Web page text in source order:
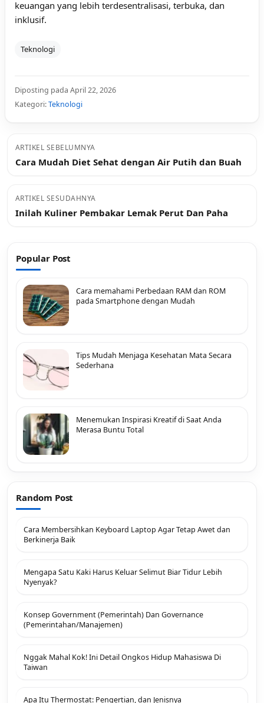
keuangan yang lebih terdesentralisasi, terbuka, dan
inklusif.
Teknologi
Diposting pada April 22, 2026
Kategori:Teknologi
ARTIKEL SEBELUMNYA
Cara Mudah Diet Sehat dengan Air Putih dan Buah
ARTIKEL SESUDAHNYA
Inilah Kuliner Pembakar Lemak Perut Dan Paha
Popular Post
Cara memahami Perbedaan RAM dan ROM
pada Smartphone dengan Mudah
Tips Mudah Menjaga Kesehatan Mata Secara
Sederhana
Menemukan Inspirasi Kreatif di Saat Anda
Merasa Buntu Total
Random Post
Cara Membersihkan Keyboard Laptop Agar Tetap Awet dan
Berkinerja Baik
Mengapa Satu Kaki Harus Keluar Selimut Biar Tidur Lebih
Nyenyak?
Konsep Government (Pemerintah) Dan Governance
(Pemerintahan/Manajemen)
Nggak Mahal Kok! Ini Detail Ongkos Hidup Mahasiswa Di
Taiwan
Apa Itu Thermostat: Pengertian, dan Jenisnya